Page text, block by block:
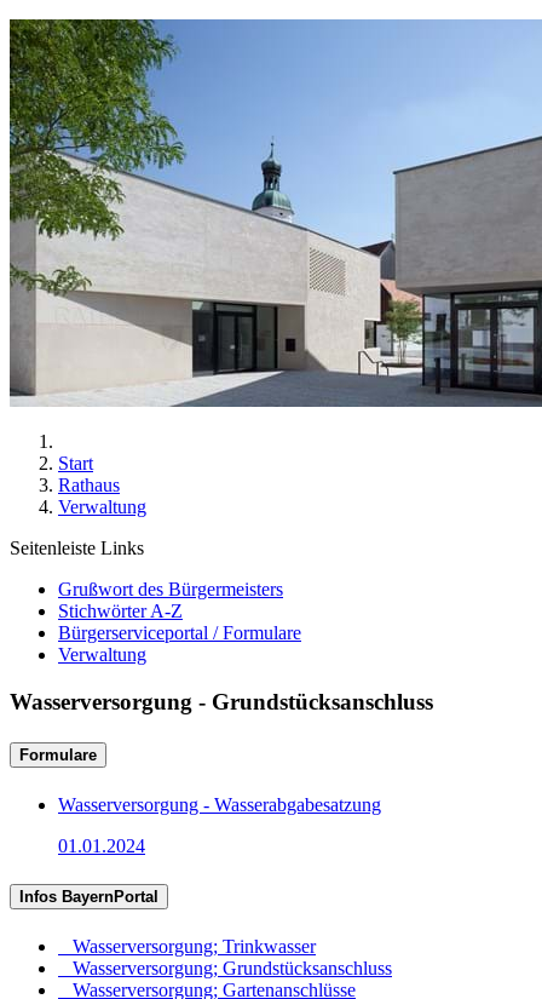
Start
Rathaus
Verwaltung
Seitenleiste Links
Grußwort des Bürgermeisters
Stichwörter A-Z
Bürgerserviceportal / Formulare
Verwaltung
Wasserversorgung - Grundstücksanschluss
Formulare
Wasserversorgung - Wasserabgabesatzung
01.01.2024
Infos BayernPortal
Wasserversorgung; Trinkwasser
Wasserversorgung; Grundstücksanschluss
Wasserversorgung; Gartenanschlüsse